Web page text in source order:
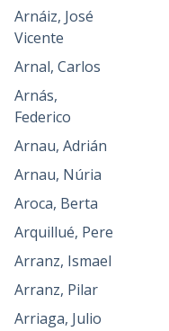
Arnáiz, José
Vicente
Arnal, Carlos
Arnás,
Federico
Arnau, Adrián
Arnau, Núria
Aroca, Berta
Arquillué, Pere
Arranz, Ismael
Arranz, Pilar
Arriaga, Julio